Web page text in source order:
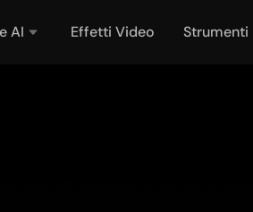
AI Effetti Video Strumenti